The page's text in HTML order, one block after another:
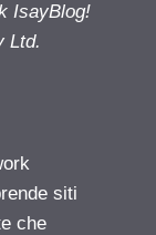
IsayBlog!
Ltd.
siti
che